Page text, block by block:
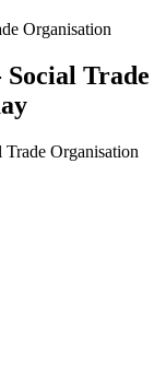
Organisation
Trade
Organisation